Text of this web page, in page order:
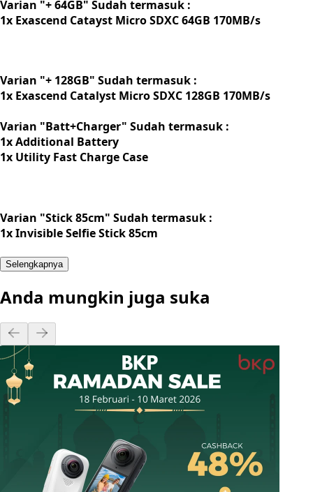
Varian "+ 64GB" Sudah termasuk :
1x Exascend Catayst Micro SDXC 64GB 170MB/s
Varian "+ 128GB" Sudah termasuk :
1x Exascend Catalyst Micro SDXC 128GB 170MB/s
Varian "Batt+Charger" Sudah termasuk :
1x Additional Battery
1x Utility Fast Charge Case
Varian "Stick 85cm" Sudah termasuk :
1x Invisible Selfie Stick 85cm
Selengkapnya
Anda mungkin juga suka